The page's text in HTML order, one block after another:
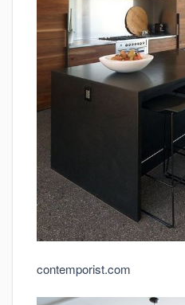
contemporist.com